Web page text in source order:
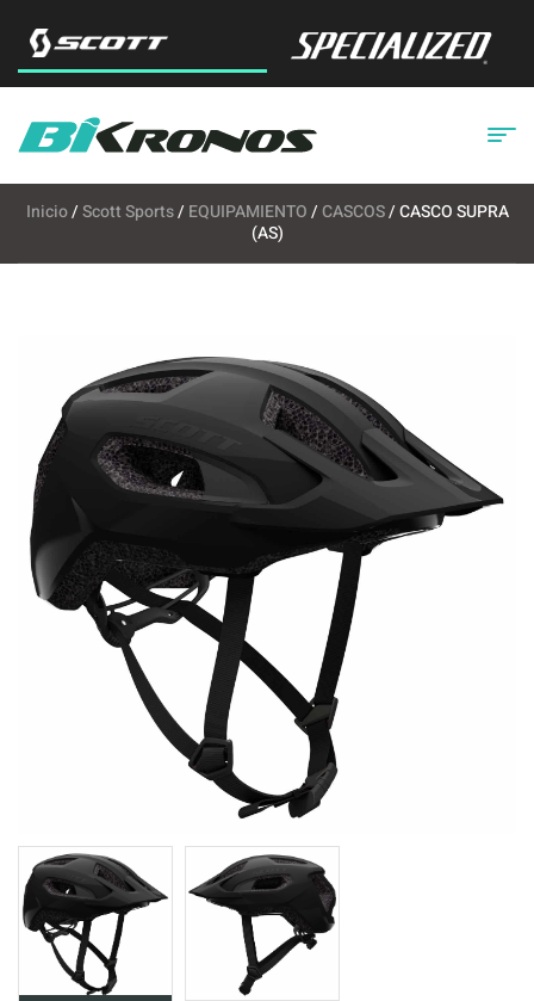
Inicio/Scott Sports/ EQUIPAMIENTO/ CASCOS/ CASCO SUPRA
(AS)